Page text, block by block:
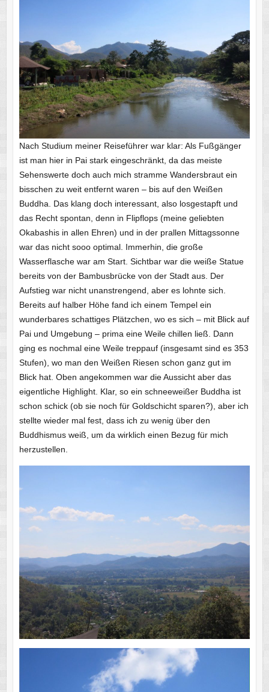
Nach Studium meiner Reiseführer war klar: Als Fußgänger
ist man hier in Pai stark eingeschränkt, da das meiste
Sehenswerte doch auch mich stramme Wandersbraut ein
bisschen zu weit entfernt waren – bis auf den Weißen
Buddha. Das klang doch interessant, also losgestapft und
das Recht spontan, denn in Flipflops (meine geliebten
Okabashis in allen Ehren) und in der prallen Mittagssonne
war das nicht sooo optimal. Immerhin, die große
Wasserflasche war am Start. Sichtbar war die weiße Statue
bereits von der Bambusbrücke von der Stadt aus. Der
Aufstieg war nicht unanstrengend, aber es lohnte sich.
Bereits auf halber Höhe fand ich einem Tempel ein
wunderbares schattiges Plätzchen, wo es sich – mit Blick auf
Pai und Umgebung – prima eine Weile chillen ließ. Dann
ging es nochmal eine Weile treppauf (insgesamt sind es 353
Stufen), wo man den Weißen Riesen schon ganz gut im
Blick hat. Oben angekommen war die Aussicht aber das
eigentliche Highlight. Klar, so ein schneeweißer Buddha ist
schon schick (ob sie noch für Goldschicht sparen?), aber ich
stellte wieder mal fest, dass ich zu wenig über den
Buddhismus weiß, um da wirklich einen Bezug für mich
herzustellen.